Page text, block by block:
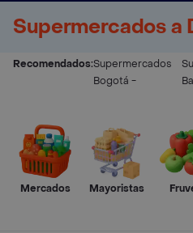
Supermercados a
Recomendados:Supermercados
Bogotá -
Mercados Mayoristas